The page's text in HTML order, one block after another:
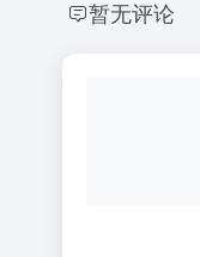
暂无评论